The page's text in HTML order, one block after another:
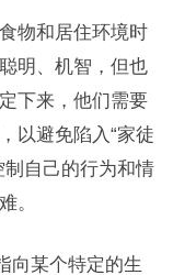
物和居住环境时
明、机智，但也
下来，他们需要
以避免陷入“家徒
制自己的行为和情
。
向某个特定的生